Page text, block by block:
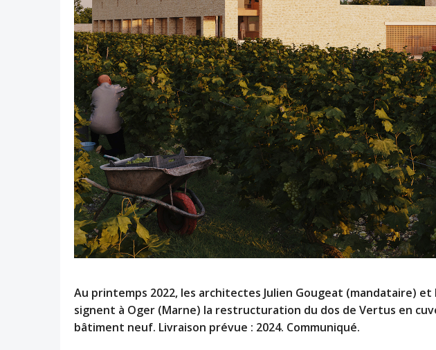
Au printemps 2022, les architectes Julien Gougeat (mandataire) et
signent à Oger (Marne) la restructuration du dos de Vertus en
bâtiment neuf. Livraison prévue : 2024. Communiqué.